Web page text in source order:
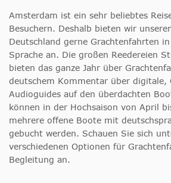
Amsterdam ist ein sehr beliebtes
Besuchern. Deshalb bieten wir
Deutschland gerne Grachtenfahrten
Sprache an. Die großen Reedereien
bieten das ganze Jahr über
deutschem Kommentar über digitale,
Audioguides auf den überdachten
können in der Hochsaison von April
mehrere offene Boote mit
gebucht werden. Schauen Sie sich
verschiedenen Optionen für
Begleitung an.